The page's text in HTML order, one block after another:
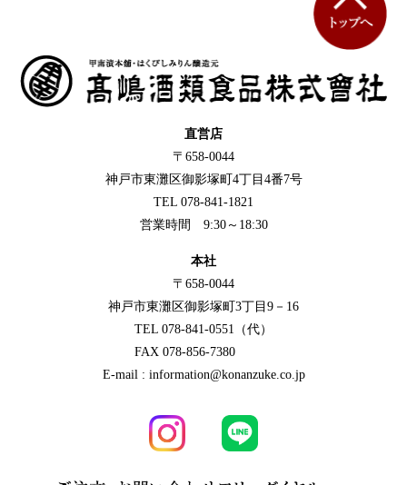
直営店
〒658-0044
神戸市東灘区御影塚町4丁目4番7号
TEL 078-841-1821
営業時間 9:30～18:30
本社
〒658-0044
神戸市東灘区御影塚町3丁目9－16
TEL 078-841-0551（代）
FAX 078-856-7380
E-mail : information@konanzuke.co.jp